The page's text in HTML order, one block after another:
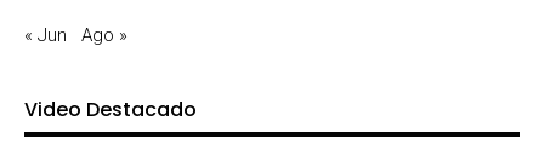
« Jun Ago »
Video Destacado